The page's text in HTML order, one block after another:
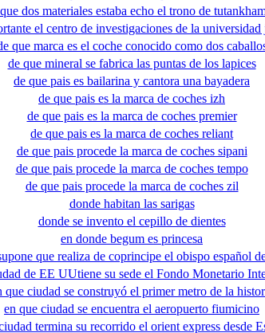
dos materiales estaba echo el trono de
el centro de investigaciones de la
que marca es el coche conocido como dos
de que mineral se fabrica las puntas de los lapices
de que pais es bailarina y cantora una bayadera
de que pais es la marca de coches izh
de que pais es la marca de coches premier
de que pais es la marca de coches reliant
de que pais procede la marca de coches sipani
de que pais procede la marca de coches tempo
de que pais procede la marca de coches zil
donde habitan las sarigas
donde se invento el cepillo de dientes
en donde begum es princesa
que realiza de coprincipe el obispo español
de EE UUtiene su sede el Fondo Monetario
que ciudad se construyó el primer metro de la
en que ciudad se encuentra el aeropuerto fiumicino
termina su recorrido el orient express desde